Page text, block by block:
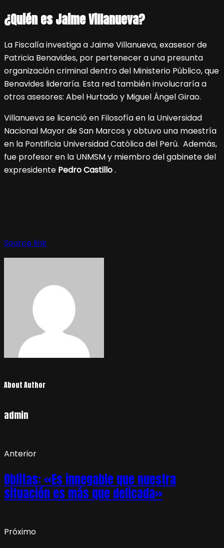
¿Quién es Jaime Villanueva?
La Fiscalía investiga a Jaime Villanueva, exasesor de
Patricia Benavides, por pertenecer a una presunta
organización criminal dentro del Ministerio Público, que
Benavides lideraría. Esta red también involucraría a
otros asesores: Abel Hurtado y Miguel Ángel Girao.
Villanueva se licenció en Filosofía en la Universidad
Nacional Mayor de San Marcos y obtuvo una maestría
en la Pontificia Universidad Católica del Perú. Además,
fue profesor en la UNMSM y miembro del gabinete del
expresidente Pedro Castillo.
Source link
About Author
admin
Anterior
Oblitas: «Es innegable que nuestra
situación es más que delicada»
Próximo